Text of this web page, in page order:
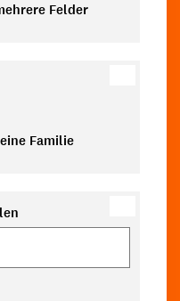
Felder
Familie